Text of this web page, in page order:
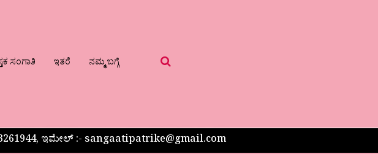
ಸಂಗಾತಿ ಇತರೆ ನಮ್ಮ ಬಗ್ಗೆ
ಇಮೇಲ್ :- sangaatipatrike@gmail.com